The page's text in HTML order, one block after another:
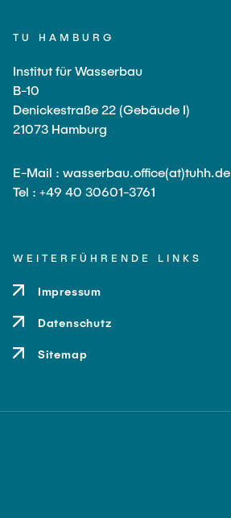
TU HAMBURG
Institut für Wasserbau
B-10
Denickestraße 22 (Gebäude I)
21073 Hamburg
E-Mail : wasserbau.office(at)tuhh.de
Tel : +49 40 30601-3761
WEITERFÜHRENDE LINKS
Impressum
Datenschutz
Sitemap